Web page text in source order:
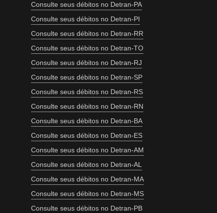
Consulte seus débitos no Detran-PA
Consulte seus débitos no Detran-PI
Consulte seus débitos no Detran-RR
Consulte seus débitos no Detran-TO
Consulte seus débitos no Detran-RJ
Consulte seus débitos no Detran-SP
Consulte seus débitos no Detran-RS
Consulte seus débitos no Detran-RN
Consulte seus débitos no Detran-BA
Consulte seus débitos no Detran-ES
Consulte seus débitos no Detran-AM
Consulte seus débitos no Detran-AL
Consulte seus débitos no Detran-MA
Consulte seus débitos no Detran-MS
Consulte seus débitos no Detran-PB